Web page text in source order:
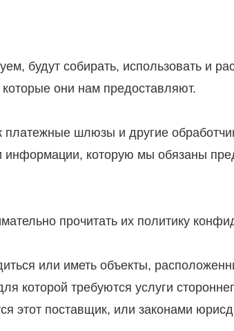
будут собирать, использовать и
они нам предоставляют.
платежные шлюзы и другие
которую мы обязаны
прочитать их политику
или иметь объекты,
которой требуются услуги
этот поставщик, или законами